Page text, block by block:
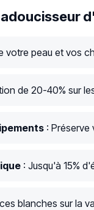
votre peau et vos
de 20-40% sur
:
: Jusqu'à 15%
blanches sur la